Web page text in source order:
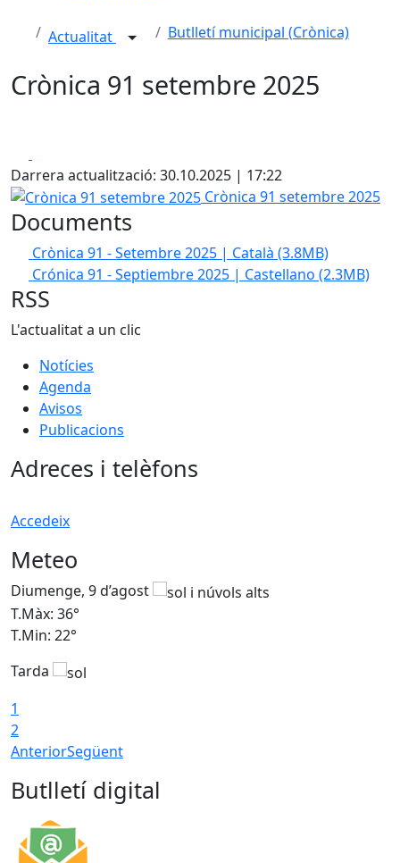
Actualitat Butlletí municipal (Crònica)
Crònica 91 setembre 2025
Darrera actualització: 30.10.2025 | 17:22
Crònica 91 setembre 2025
Crònica 91 setembre 2025
Documents
Crònica 91 - Setembre 2025 | Català (3.8MB)
Crónica 91 - Septiembre 2025 | Castellano (2.3MB)
RSS
L'actualitat a un clic
Notícies
Agenda
Avisos
Publicacions
Adreces i telèfons
Accedeix
Meteo
Diumenge, 9 d’agost
T.Màx: 36°
T.Min: 22°
Tarda
1
2
AnteriorSegüent
Butlletí digital